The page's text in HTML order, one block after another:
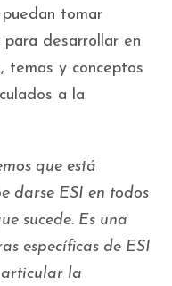
tomar
desarrollar en
temas y conceptos
a la
que está
darse ESI en todos
sucede. Es una
específicas de ESI
articular la